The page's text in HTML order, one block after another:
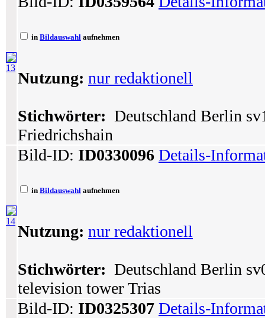
13
in Bildauswahl aufnehmen
Nutzung: nur redaktionell
Stichwörter: Deutschland Berlin
Friedrichshain
14
Bild-ID: ID0330096 Details-
in Bildauswahl aufnehmen
Nutzung: nur redaktionell
Stichwörter: Deutschland Berlin
television tower Trias
Bild-ID: ID0325307 Details-